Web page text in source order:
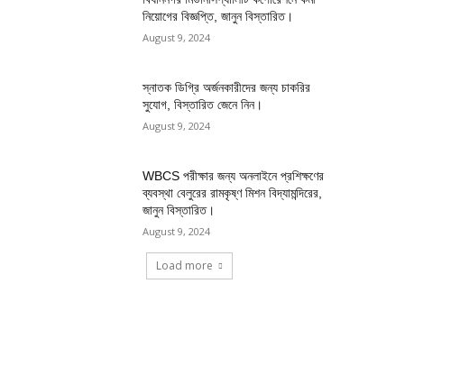
নিয়োগের বিজ্ঞপ্তি, জানুন বিস্তারিত।
August 9, 2024
স্নাতক ডিগ্রি অর্জনকারীদের জন্য চাকরির
সুযোগ, বিস্তারিত জেনে নিন।
August 9, 2024
WBCS পরীক্ষার জন্য অনলাইনে প্রশিক্ষণের
ব্যবস্থা বেলুরের রামকৃষ্ণ মিশন বিদ্যামন্দিরের,
জানুন বিস্তারিত।
August 9, 2024
Load more